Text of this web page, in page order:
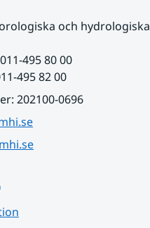
och hydrologiska
495 80 00
495 82 00
202100-0696